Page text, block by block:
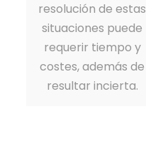
resolución de estas
situaciones puede
requerir tiempo y
costes, además de
resultar incierta.